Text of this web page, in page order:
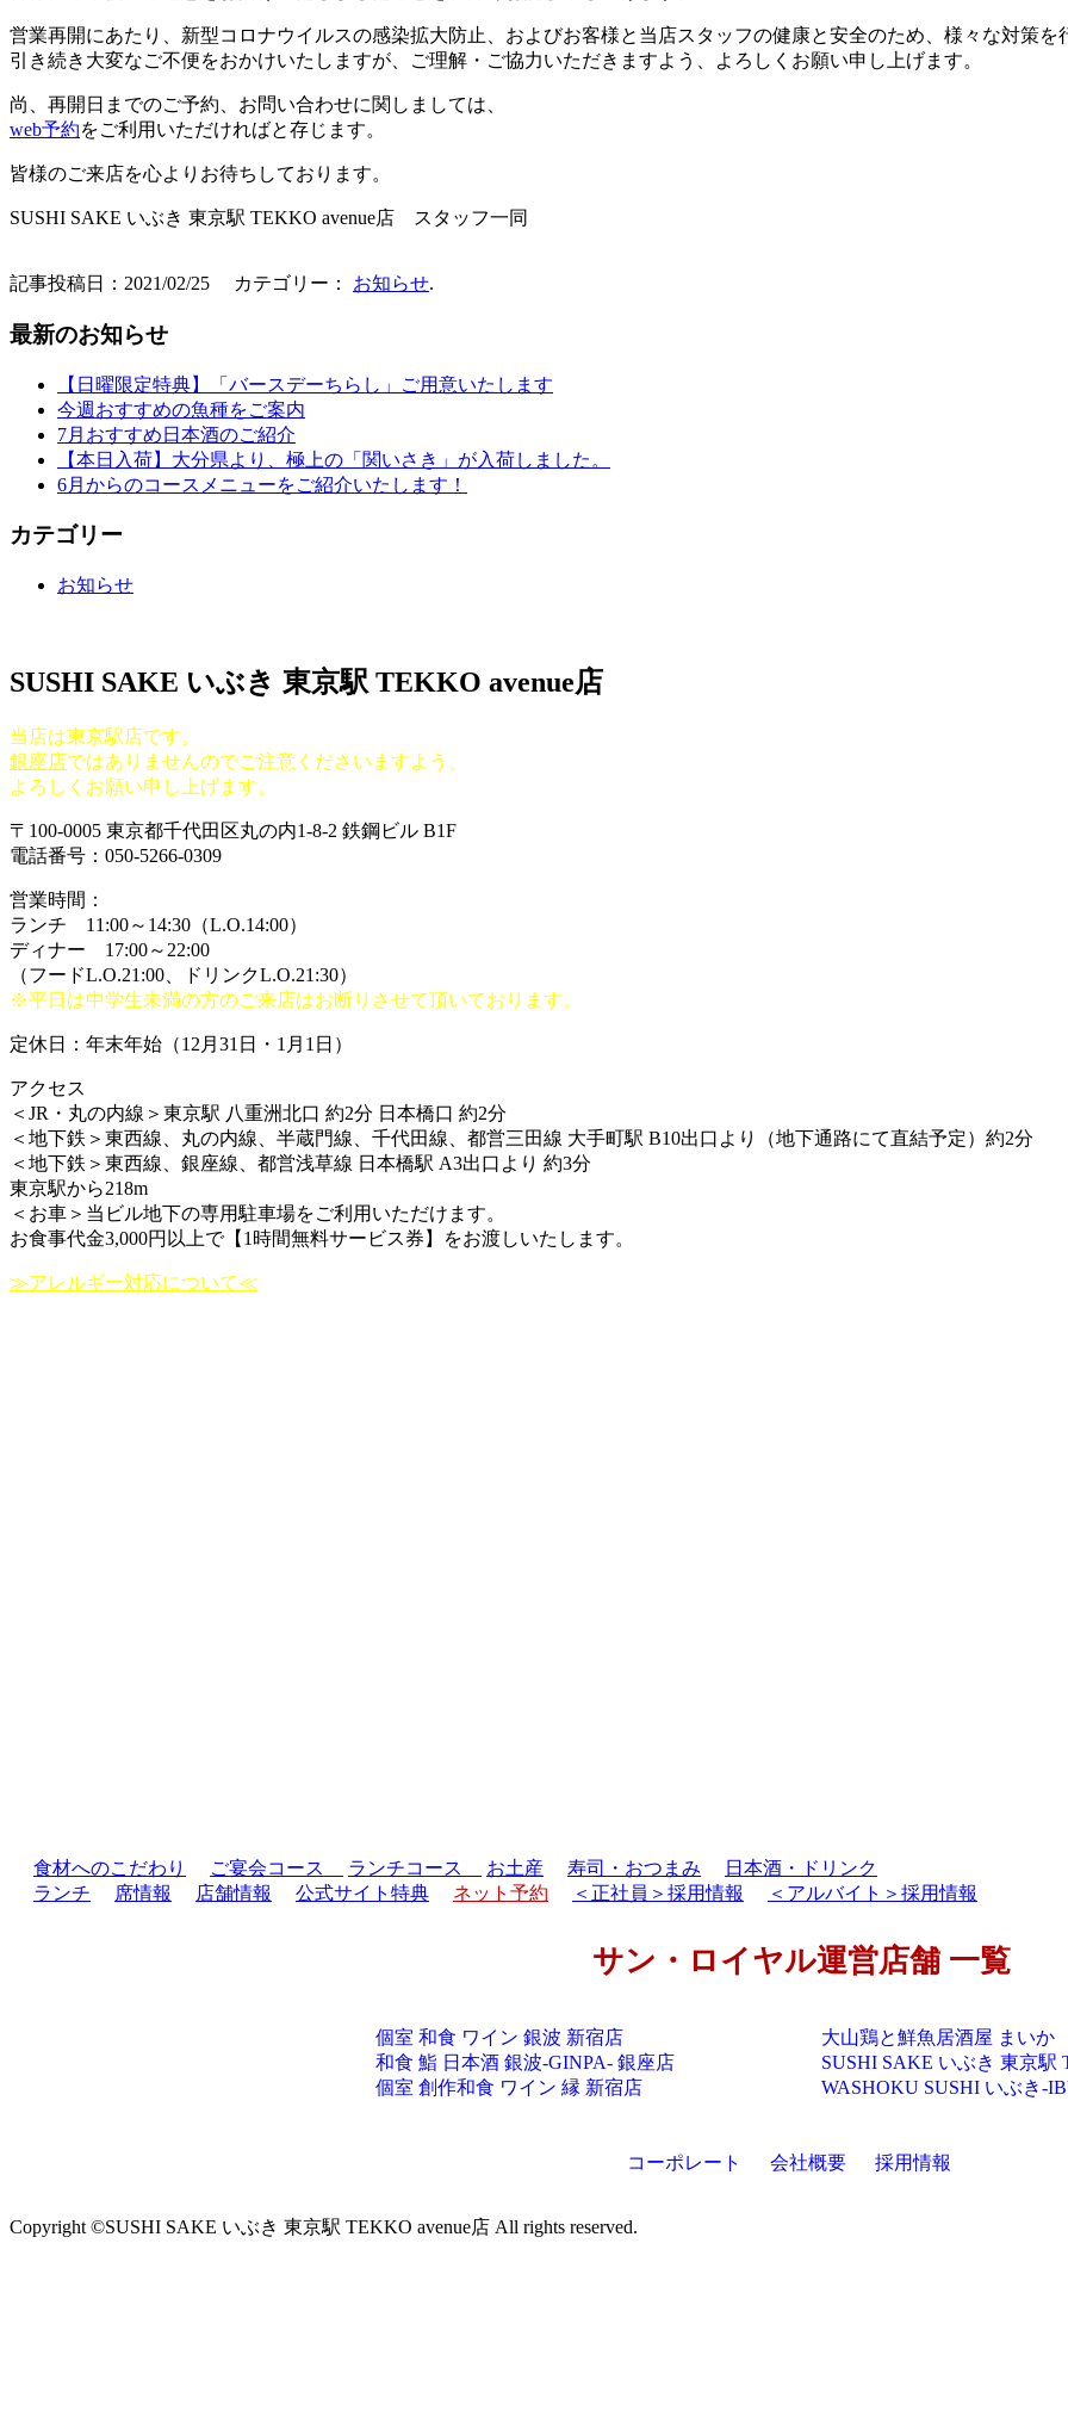
営業再開にあたり、新型コロナウイルスの感染拡大防止、およびお客様と当店スタッフの健康と安全のため、様々な対策を
引き続き大変なご不便をおかけいたしますが、ご理解・ご協力いただきますよう、よろしくお願い申し上げます。
尚、再開日までのご予約、お問い合わせに関しましては、
web予約をご利用いただければと存じます。
皆様のご来店を心よりお待ちしております。
SUSHI SAKE いぶき 東京駅 TEKKO avenue店 スタッフ一同
記事投稿日：2021/02/25 カテゴリー： お知らせ.
最新のお知らせ
【日曜限定特典】「バースデーちらし」ご用意いたします
今週おすすめの魚種をご案内
7月おすすめ日本酒のご紹介
【本日入荷】大分県より、極上の「関いさき」が入荷しました。
6月からのコースメニューをご紹介いたします！
カテゴリー
お知らせ
SUSHI SAKE いぶき 東京駅 TEKKO avenue店
当店は東京駅店です。
銀座店ではありませんのでご注意くださいますよう、
よろしくお願い申し上げます。
〒100-0005 東京都千代田区丸の内1-8-2 鉄鋼ビル B1F
電話番号：050-5266-0309
営業時間：
ランチ 11:00～14:30（L.O.14:00）
ディナー 17:00～22:00
（フードL.O.21:00、ドリンクL.O.21:30）
※平日は中学生未満の方のご来店はお断りさせて頂いております。
定休日：年末年始（12月31日・1月1日）
アクセス
＜JR・丸の内線＞東京駅 八重洲北口 約2分 日本橋口 約2分
＜地下鉄＞東西線、丸の内線、半蔵門線、千代田線、都営三田線 大手町駅 B10出口より（地下通路にて直結予定）約2分
＜地下鉄＞東西線、銀座線、都営浅草線 日本橋駅 A3出口より 約3分
東京駅から218m
＜お車＞当ビル地下の専用駐車場をご利用いただけます。
お食事代金3,000円以上で【1時間無料サービス券】をお渡しいたします。
≫アレルギー対応について≪
食材へのこだわり ご宴会コース ランチコース お土産 寿司・おつまみ
日本酒・ドリンク
ランチ
席情報 店舗情報 公式サイト特典 ネット予約 ＜正社員＞採用情報 ＜アルバイト＞採用情報
サン・ロイヤル運営店舗 一覧
個室 和食 ワイン 銀波 新宿店
和食 鮨 日本酒 銀波-GINPA- 銀座店
個室 創作和食 ワイン 縁 新宿店
大山鶏と鮮魚居酒屋 まいか
SUSHI SAKE いぶき 東京駅
WASHOKU SUSHI いぶき-
コーポレート 会社概要 採用情報
Copyright ©SUSHI SAKE いぶき 東京駅 TEKKO avenue店 All rights reserved.